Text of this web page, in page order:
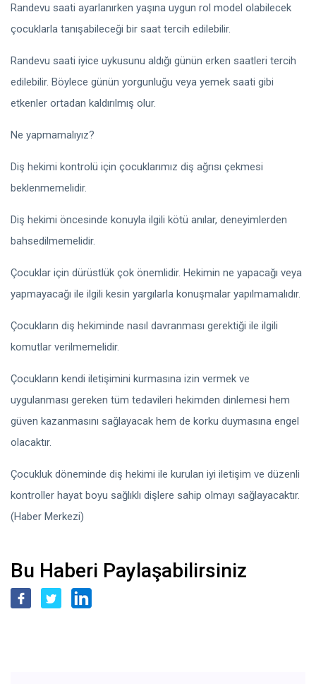
Randevu saati ayarlanırken yaşına uygun rol model olabilecek
çocuklarla tanışabileceği bir saat tercih edilebilir.
Randevu saati iyice uykusunu aldığı günün erken saatleri tercih
edilebilir. Böylece günün yorgunluğu veya yemek saati gibi
etkenler ortadan kaldırılmış olur.
Ne yapmamalıyız?
Diş hekimi kontrolü için çocuklarımız diş ağrısı çekmesi
beklenmemelidir.
Diş hekimi öncesinde konuyla ilgili kötü anılar, deneyimlerden
bahsedilmemelidir.
Çocuklar için dürüstlük çok önemlidir. Hekimin ne yapacağı veya
yapmayacağı ile ilgili kesin yargılarla konuşmalar yapılmamalıdır.
Çocukların diş hekiminde nasıl davranması gerektiği ile ilgili
komutlar verilmemelidir.
Çocukların kendi iletişimini kurmasına izin vermek ve
uygulanması gereken tüm tedavileri hekimden dinlemesi hem
güven kazanmasını sağlayacak hem de korku duymasına engel
olacaktır.
Çocukluk döneminde diş hekimi ile kurulan iyi iletişim ve düzenli
kontroller hayat boyu sağlıklı dişlere sahip olmayı sağlayacaktır.
(Haber Merkezi)
Bu Haberi Paylaşabilirsiniz